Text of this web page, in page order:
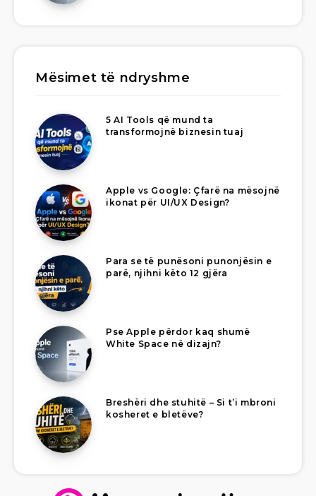
Mësimet të ndryshme
5 AI Tools që mund ta
transformojnë biznesin tuaj
Apple vs Google: Çfarë na mësojnë
ikonat për UI/UX Design?
Para se të punësoni punonjësin e
parë, njihni këto 12 gjëra
Pse Apple përdor kaq shumë
White Space në dizajn?
Breshëri dhe stuhitë – Si t’i mbroni
kosheret e bletëve?